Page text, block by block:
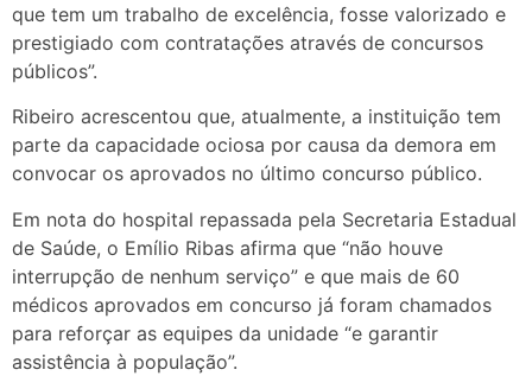
que tem um trabalho de excelência, fosse valorizado e
prestigiado com contratações através de concursos
públicos”.
Ribeiro acrescentou que, atualmente, a instituição tem
parte da capacidade ociosa por causa da demora em
convocar os aprovados no último concurso público.
Em nota do hospital repassada pela Secretaria Estadual
de Saúde, o Emílio Ribas afirma que “não houve
interrupção de nenhum serviço” e que mais de 60
médicos aprovados em concurso já foram chamados
para reforçar as equipes da unidade “e garantir
assistência à população”.